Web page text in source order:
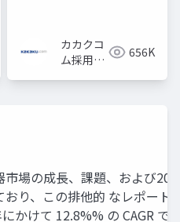
カカクコ
ム採用担
656K
場の成長、課題、および
おり、この排他的 なレポー
かけて 12.8%% の CAGR